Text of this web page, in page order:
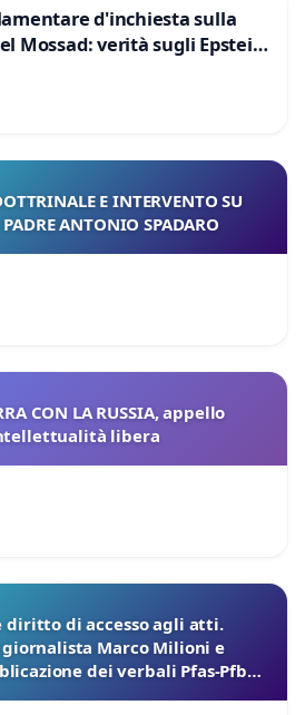
d'inchiesta sulla
Mossad: verità sugli Epstein
E INTERVENTO SU
ANTONIO SPADARO
CON LA RUSSIA, appello
libera
diritto di accesso agli atti.
Marco Milioni e
dei verbali Pfas-Pfba